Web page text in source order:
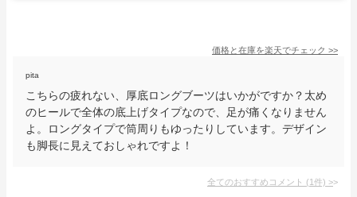
価格と在庫を楽天でチェック >>
pita
こちらの疲れない、厚底ロングブーツはいかがですか？太め
のヒールで全体の底上げタイプなので、足が痛くなりません
よ。ロングタイプで筒周りもゆったりしています。デザイン
も脚長に見えておしゃれですよ！
全てのおすすめコメント (1件) >